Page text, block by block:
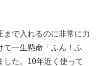
まで入れるのに非常に力
て一生懸命「ふん！ふ
した。10年近く使って